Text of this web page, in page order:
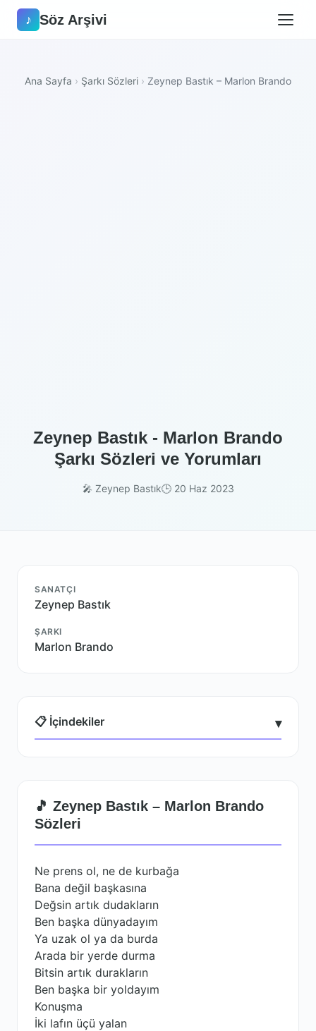
♪ Söz Arşivi
Ana Sayfa › Şarkı Sözleri › Zeynep Bastık – Marlon Brando
Zeynep Bastık - Marlon Brando
Şarkı Sözleri ve Yorumları
🎤 Zeynep Bastık🕒 20 Haz 2023
SANATÇI
Zeynep Bastık
ŞARKI
Marlon Brando
📋 İçindekiler ▾
🎵 Zeynep Bastık – Marlon Brando
Sözleri
Ne prens ol, ne de kurbağa
Bana değil başkasına
Değsin artık dudakların
Ben başka dünyadayım
Ya uzak ol ya da burda
Arada bir yerde durma
Bitsin artık durakların
Ben başka bir yoldayım
Konuşma
İki lafın üçü yalan